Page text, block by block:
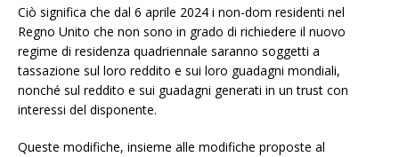
Ciò significa che dal 6 aprile 2024 i non-dom residenti nel
Regno Unito che non sono in grado di richiedere il nuovo
regime di residenza quadriennale saranno soggetti a
tassazione sul loro reddito e sui loro guadagni mondiali,
nonché sul reddito e sui guadagni generati in un trust con
interessi del disponente.
Queste modifiche, insieme alle modifiche proposte al